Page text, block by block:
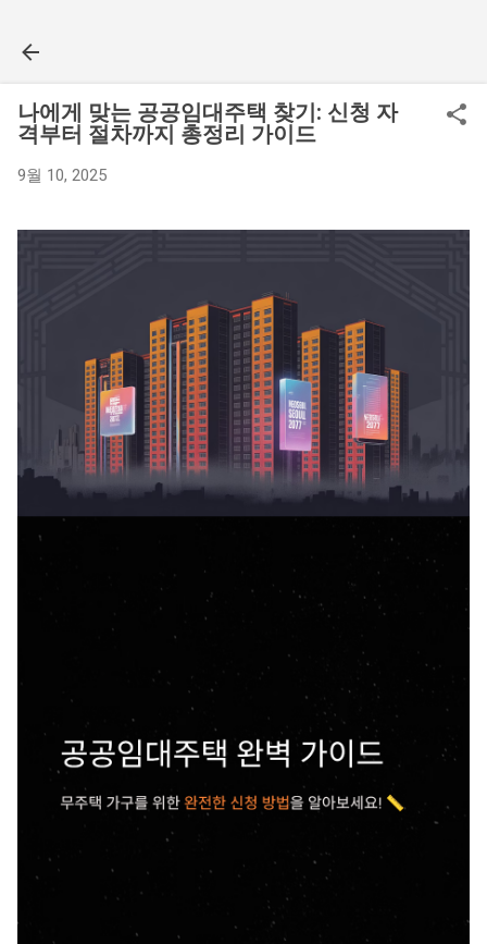
나에게 맞는 공공임대주택 찾기: 신청 자
격부터 절차까지 총정리 가이드
9월 10, 2025